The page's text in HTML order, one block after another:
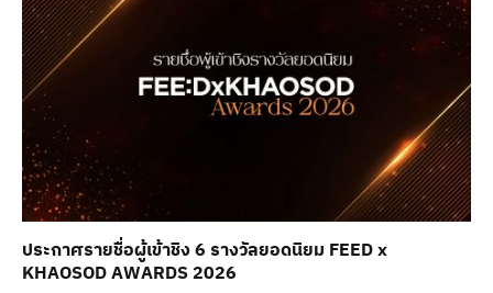
ประกาศรายชื่อผู้เข้าชิง 6 รางวัลยอดนิยม FEED x
KHAOSOD AWARDS 2026